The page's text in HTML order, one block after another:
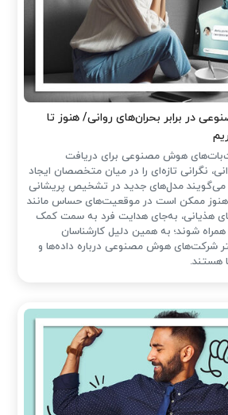
در برابر بحران‌های روانی/ هنوز تا
هوش مصنوعی برای دریافت
نگرانی تازه‌ای را در میان متخصصان ایجاد
می‌گویند مدل‌های جدید در تشخیص پریشانی
هنوز ممکن است در موقعیت‌های حساس مانند
هذیانی، به‌جای هدایت فرد به سمت کمک
همراه شوند؛ به همین دلیل کارشناسان
شرکت‌های هوش مصنوعی درباره داده‌ها و
هستند.